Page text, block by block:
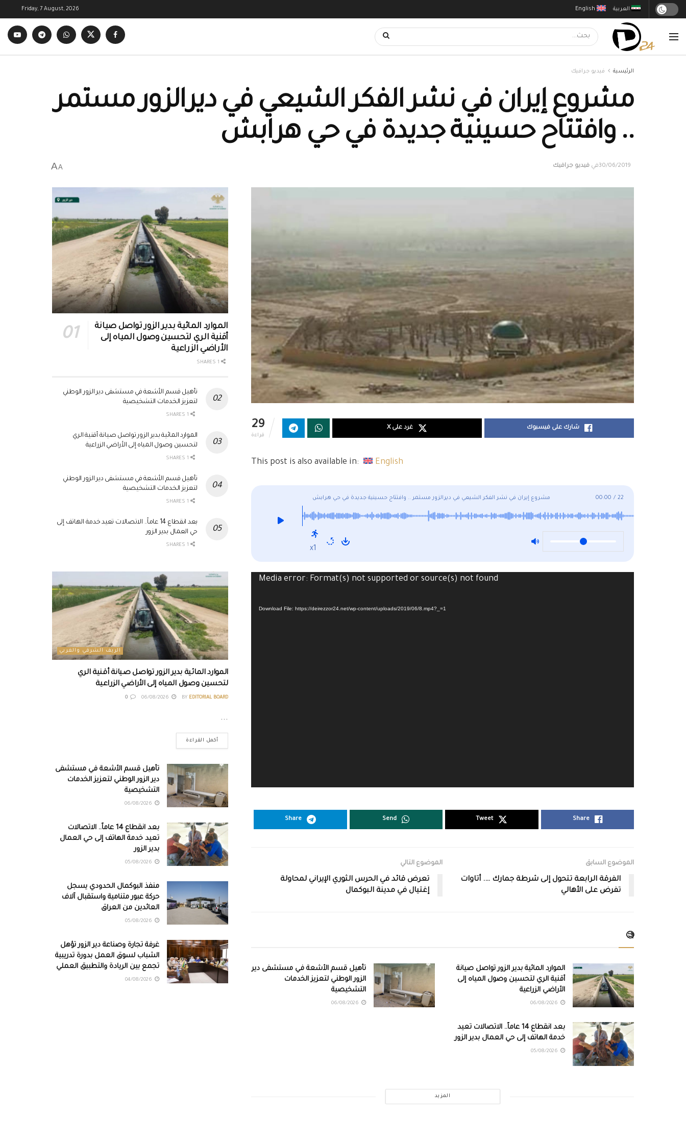
English العربية Friday, 7 August, 2026
الرئيسية فيديو جرافيك
مشروع إيران في نشر الفكر الشيعي في ديرالزور مستمر
.. وافتتاح حسينية جديدة في حي هرابش
30/06/2019في فيديو جرافيك A
A
29
قراءة
شارك على فيسبوك غرد على X
This post is also available in: English
مشروع إيران في نشر الفكر الشيعي في ديرالزور مستمر .. وافتتاح حسينية جديدة في حي هرابش 00:00 / 22
x1
Media error: Format(s) not supported or source(s) not found
Download File: https://deirezzor24.net/wp-content/uploads/2019/06/8.mp4?_=1
Share
Tweet
Send
Share
الموضوع السابق
الفرقة الرابعة تتحول إلى شرطة جمارك …. أتاوات
تفرض على الأهالي
الموضوع التالي
تعرض قائد في الحرس الثوري الإيراني لمحاولة
إغتيال في مدينة البوكمال
🧐
الموارد المائية بدير الزور تواصل صيانة
أقنية الري لتحسين وصول المياه إلى
الأراضي الزراعية
تأهيل قسم الأشعة في مستشفى دير
الزور الوطني لتعزيز الخدمات
التشخيصية
بعد انقطاع 14 عاماً.. الاتصالات تعيد
خدمة الهاتف إلى حي العمال بدير الزور
المزيد
الموارد المائية بدير الزور تواصل صيانة
أقنية الري لتحسين وصول المياه إلى
الأراضي الزراعية
تأهيل قسم الأشعة في مستشفى دير الزور الوطني
لتعزيز الخدمات التشخيصية
الموارد المائية بدير الزور تواصل صيانة أقنية الري
لتحسين وصول المياه إلى الأراضي الزراعية
تأهيل قسم الأشعة في مستشفى دير الزور الوطني
لتعزيز الخدمات التشخيصية
بعد انقطاع 14 عاماً.. الاتصالات تعيد خدمة الهاتف إلى
حي العمال بدير الزور
الريف الشرقي والغربي
الموارد المائية بدير الزور تواصل صيانة أقنية الري
لتحسين وصول المياه إلى الأراضي الزراعية
BY EDITORIAL BOARD
0
...
أكمل القراءة
تأهيل قسم الأشعة في مستشفى
دير الزور الوطني لتعزيز الخدمات
التشخيصية
بعد انقطاع 14 عاماً.. الاتصالات
تعيد خدمة الهاتف إلى حي العمال
بدير الزور
منفذ البوكمال الحدودي يسجل
حركة عبور متنامية واستقبال آلاف
العائدين من العراق
غرفة تجارة وصناعة دير الزور تؤهل
الشباب لسوق العمل بدورة تدريبية
تجمع بين الريادة والتطبيق العملي